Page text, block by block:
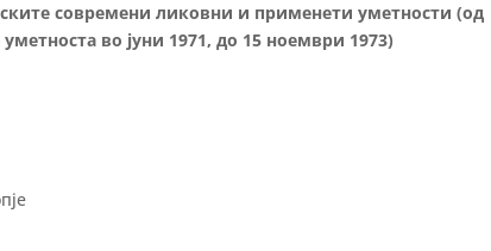
современи ликовни и применети уметности (од
во јуни 1971, до 15 ноември 1973)